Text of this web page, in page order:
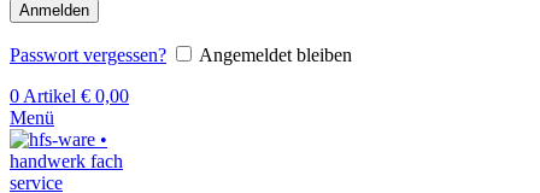
Anmelden
Passwort vergessen?
Angemeldet bleiben
0 Artikel € 0,00
Menü